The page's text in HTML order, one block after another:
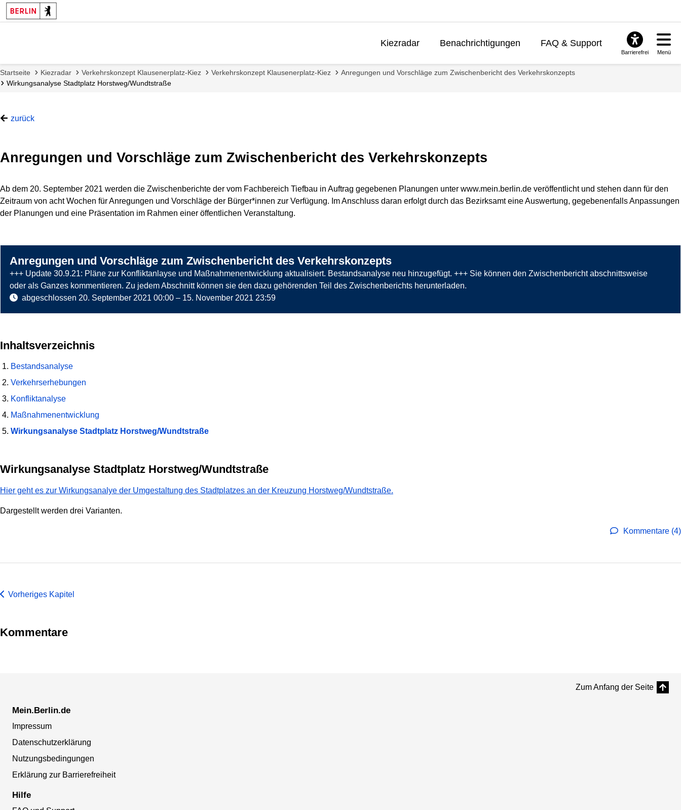
Kiezradar Benachrichtigungen FAQ & Support
Barrierefrei Menü
Startseite Kiezradar Verkehrskonzept Klausenerplatz-Kiez Verkehrskonzept Klausenerplatz-Kiez
Anregungen und Vorschläge zum Zwischenbericht des Verkehrskonzepts
Wirkungsanalyse Stadtplatz Horstweg/Wundtstraße
zurück
Anregungen und Vorschläge zum Zwischenbericht des Verkehrskonzepts
Ab dem 20. September 2021 werden die Zwischenberichte der vom Fachbereich Tiefbau in Auftrag gegebenen Planungen unter www.mein.berlin.de veröffentlicht und stehen dann für den
Zeitraum von acht Wochen für Anregungen und Vorschläge der Bürger*innen zur Verfügung. Im Anschluss daran erfolgt durch das Bezirksamt eine Auswertung, gegebenenfalls Anpassungen
der Planungen und eine Präsentation im Rahmen einer öffentlichen Veranstaltung.
Anregungen und Vorschläge zum Zwischenbericht des Verkehrskonzepts
+++ Update 30.9.21: Pläne zur Konfliktanlayse und Maßnahmenentwicklung aktualisiert. Bestandsanalyse neu hinzugefügt. +++ Sie können den Zwischenbericht abschnittsweise
oder als Ganzes kommentieren. Zu jedem Abschnitt können sie den dazu gehörenden Teil des Zwischenberichts herunterladen.
abgeschlossen 20. September 2021 00:00 – 15. November 2021 23:59
Inhaltsverzeichnis
Bestandsanalyse
Verkehrserhebungen
Konfliktanalyse
Maßnahmenentwicklung
Wirkungsanalyse Stadtplatz Horstweg/Wundtstraße
Wirkungsanalyse Stadtplatz Horstweg/Wundtstraße
Hier geht es zur Wirkungsanalye der Umgestaltung des Stadtplatzes an der Kreuzung Horstweg/Wundtstraße.
Dargestellt werden drei Varianten.
Kommentare (4)
Vorheriges Kapitel
Kommentare
Zum Anfang der Seite
Mein.Berlin.de
Impressum
Datenschutzerklärung
Nutzungsbedingungen
Erklärung zur Barrierefreiheit
Hilfe